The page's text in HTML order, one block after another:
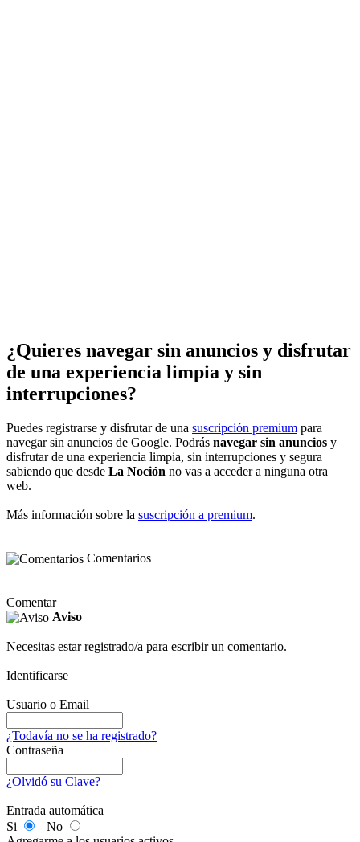
¿Quieres navegar sin anuncios y disfrutar
de una experiencia limpia y sin
interrupciones?
Puedes registrarse y disfrutar de una suscripción premium para
navegar sin anuncios de Google. Podrás navegar sin anuncios y
disfrutar de una experiencia limpia, sin interrupciones y segura
sabiendo que desde La Noción no vas a acceder a ninguna otra
web.
Más información sobre la suscripción a premium.
Comentarios
Comentar
Aviso
Necesitas estar registrado/a para escribir un comentario.
Identificarse
Usuario o Email
¿Todavía no se ha registrado?
Contraseña
¿Olvidó su Clave?
Entrada automática
Si
No